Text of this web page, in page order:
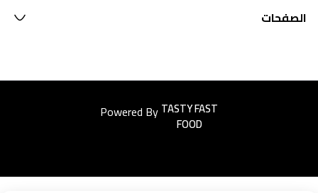
الصفحات
Powered ByEasyorders